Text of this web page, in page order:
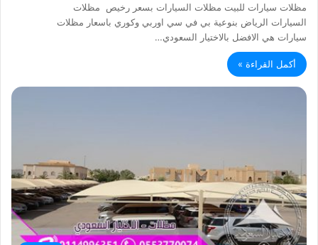
مظلات سيارات للبيت مظلات السيارات بسعر رخيص مظلات
السيارات الرياض بنوعية بي في سي اوربي وكوري باسعار مظلات
سيارات هي الافضل بالاختيار السعودي…
أكمل القراءة »